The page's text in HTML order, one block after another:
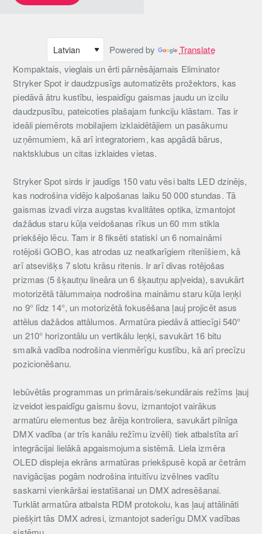
Powered by
Translate
Kompaktais, vieglais un ērti pārnēsājamais Eliminator
Stryker Spot ir daudzpusīgs automatizēts prožektors, kas
piedāvā ātru kustību, iespaidīgu gaismas jaudu un izcilu
daudzpusību, pateicoties plašajam funkciju klāstam. Tas ir
ideāli piemērots mobilajiem izklaidētājiem un pasākumu
uzņēmumiem, kā arī integratoriem, kas apgādā bārus,
naktsklubus un citas izklaides vietas.
Stryker Spot sirds ir jaudīgs 150 vatu vēsi balts LED dzinējs,
kas nodrošina vidējo kalpošanas laiku 50 000 stundas. Tā
gaismas izvadi virza augstas kvalitātes optika, izmantojot
dažādus staru kūļa veidošanas rīkus un 60 mm stikla
priekšējo lēcu. Tam ir 8 fiksēti statiski un 6 nomaināmi
rotējoši GOBO, kas atrodas uz neatkarīgiem ritenīšiem, kā
arī atsevišķs 7 slotu krāsu ritenis. Ir arī divas rotējošas
prizmas (5 šķautņu lineāra un 6 šķautņu apļveida), savukārt
motorizētā tālummaiņa nodrošina maināmu staru kūļa leņķi
no 9° līdz 14°, un motorizētā fokusēšana ļauj projicēt asus
attēlus dažādos attālumos. Armatūra piedāvā attiecīgi 540°
un 210° horizontālu un vertikālu leņķi, savukārt 16 bitu
smalkā vadība nodrošina vienmērīgu kustību, kā arī precīzu
pozicionēšanu.
Iebūvētās programmas un primārais/sekundārais režīms ļauj
izveidot iespaidīgu gaismu šovu, izmantojot vairākus
armatūru elementus bez ārēja kontroliera, savukārt pilnīga
DMX vadība (ar trīs kanālu režīmu izvēli) tiek atbalstīta arī
integrācijai lielākā apgaismojuma sistēmā. Liela izmēra
OLED displeja ekrāns armatūras priekšpusē kopā ar četrām
navigācijas pogām nodrošina intuitīvu izvēlnes vadītu
saskarni vienkāršai iestatīšanai un DMX adresēšanai.
Turklāt armatūra atbalsta RDM protokolu, kas ļauj attālināti
piešķirt tās DMX adresi, izmantojot saderīgu DMX vadības